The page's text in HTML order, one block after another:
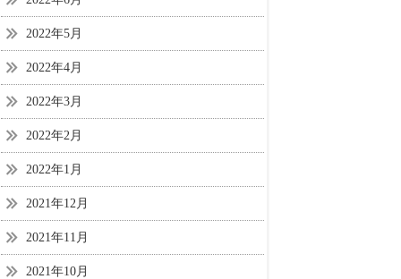
2022年5月
2022年4月
2022年3月
2022年2月
2022年1月
2021年12月
2021年11月
2021年10月